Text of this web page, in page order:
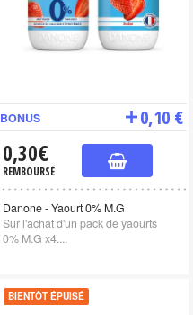
BONUS 0,10 €
0,30€
REMBOURSÉ
Danone - Yaourt 0% M.G
Sur l'achat d'un pack de yaourts
0% M.G x4....
BIENTÔT ÉPUISÉ